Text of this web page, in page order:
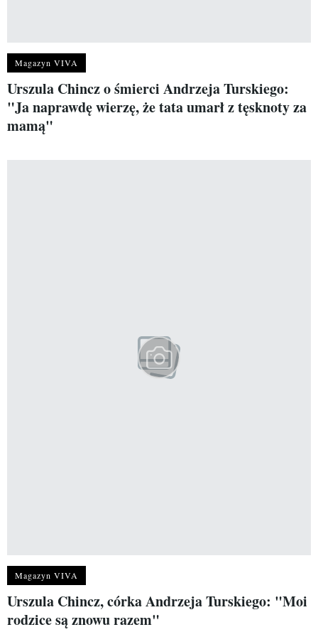
Magazyn VIVA
Urszula Chincz o śmierci Andrzeja Turskiego:
"Ja naprawdę wierzę, że tata umarł z tęsknoty za
mamą"
Magazyn VIVA
Urszula Chincz, córka Andrzeja Turskiego: "Moi
rodzice są znowu razem"